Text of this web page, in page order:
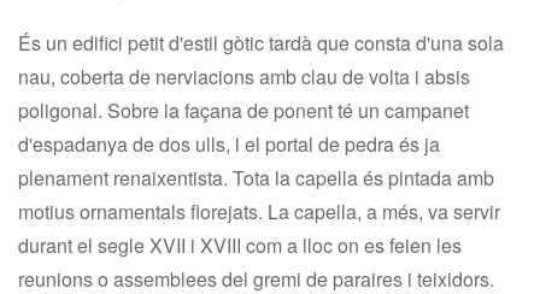
És un edifici petit d'estil gòtic tardà que consta d'una sola
nau, coberta de nerviacions amb clau de volta i absis
poligonal. Sobre la façana de ponent té un campanet
d'espadanya de dos ulls, i el portal de pedra és ja
plenament renaixentista. Tota la capella és pintada amb
motius ornamentals florejats. La capella, a més, va servir
durant el segle XVII i XVIII com a lloc on es feien les
reunions o assemblees del gremi de paraires i teixidors.